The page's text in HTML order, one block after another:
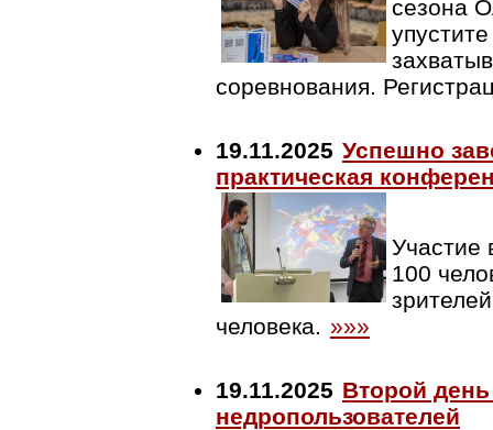
сезона
соревнования.
19.11.2025 Успешно
практическая
Участие
100
человека. »»»
19.11.2025 Второй
недропользователей